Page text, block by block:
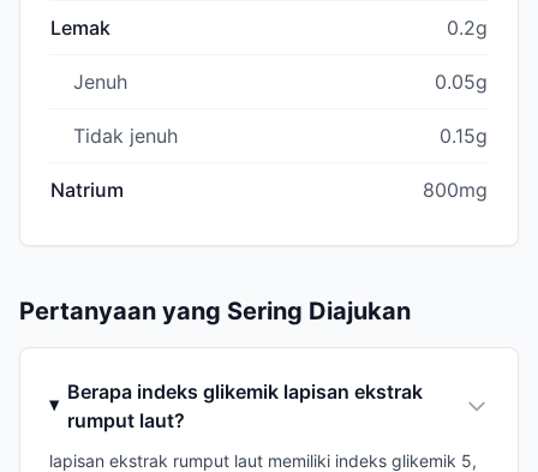
Lemak 0.2g
Jenuh 0.05g
Tidak jenuh 0.15g
Natrium 800mg
Pertanyaan yang Sering Diajukan
Berapa indeks glikemik lapisan ekstrak
rumput laut?
lapisan ekstrak rumput laut memiliki indeks glikemik 5,